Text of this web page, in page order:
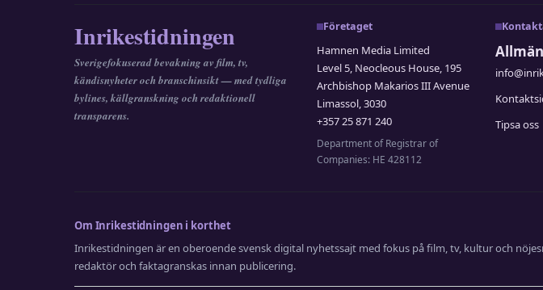
Inrikestidningen
Sverigefokuserad bevakning av film, tv,
kändisnyheter och branschinsikt — med tydliga
bylines, källgranskning och redaktionell
transparens.
Företaget
Hamnen Media Limited
Level 5, Neocleous House, 195
Archbishop Makarios III Avenue
Limassol, 3030
+357 25 871 240
Department of Registrar of
Companies: HE 428112
Tipsa oss
Om Inrikestidningen i korthet
Inrikestidningen är en oberoende svensk digital nyhetssajt med fokus på film, tv, kultur och
redaktör och faktagranskas innan publicering.